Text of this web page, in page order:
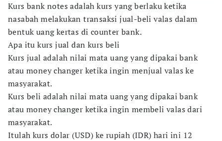
Kurs bank notes adalah kurs yang berlaku ketika
nasabah melakukan transaksi jual-beli valas dalam
bentuk uang kertas di counter bank.
Apa itu kurs jual dan kurs beli
Kurs jual adalah nilai mata uang yang dipakai bank
atau money changer ketika ingin menjual valas ke
masyarakat.
Kurs beli adalah nilai mata uang yang dipakai bank
atau money changer ketika ingin membeli valas dari
masyarakat.
Itulah kurs dolar (USD) ke rupiah (IDR) hari ini 12